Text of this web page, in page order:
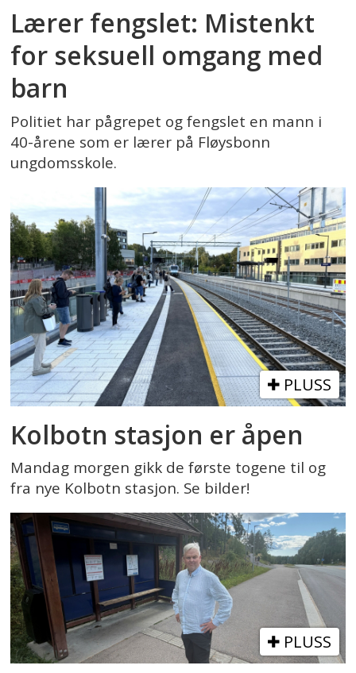
Lærer fengslet: Mistenkt
for seksuell omgang med
barn
Politiet har pågrepet og fengslet en mann i
40-årene som er lærer på Fløysbonn
ungdomsskole.
PLUSS
Kolbotn stasjon er åpen
Mandag morgen gikk de første togene til og
fra nye Kolbotn stasjon. Se bilder!
PLUSS